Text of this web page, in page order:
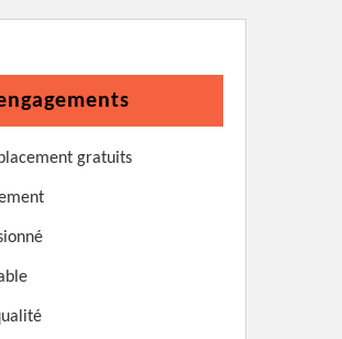
gratuits